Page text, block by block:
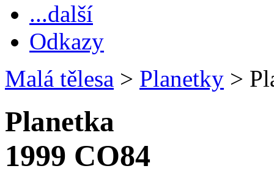
...další
Odkazy
Malá tělesa > Planetky >
Planetka
1999 CO84